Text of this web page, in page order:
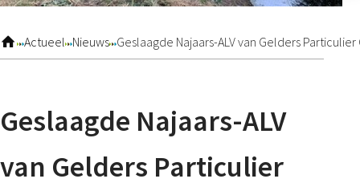
Actueel Nieuws Geslaagde Najaars-ALV van Gelders
Geslaagde Najaars-ALV
van Gelders Particulier
Nieuwsbrief